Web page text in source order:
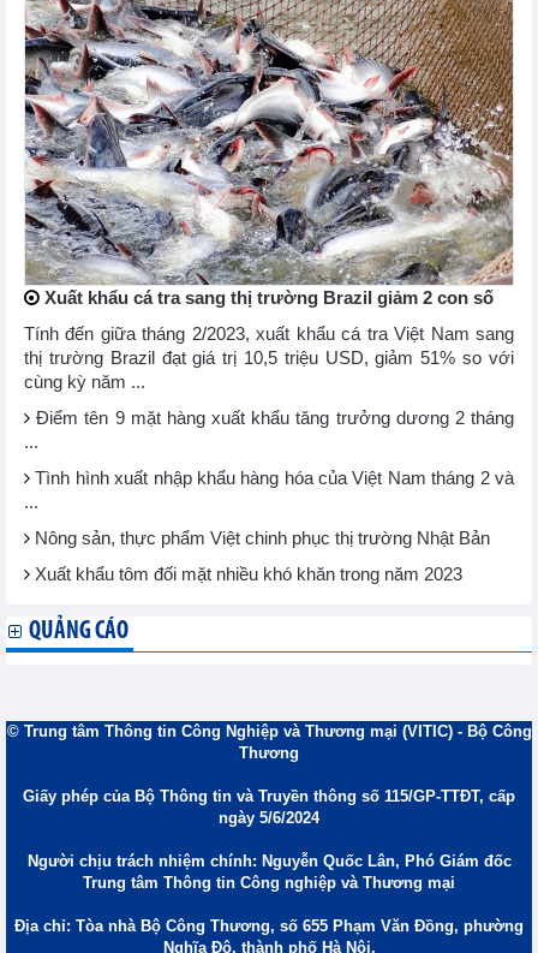
Xuất khẩu cá tra sang thị trường Brazil giảm 2 con số
Tính đến giữa tháng 2/2023, xuất khẩu cá tra Việt Nam sang
thị trường Brazil đạt giá trị 10,5 triệu USD, giảm 51% so với
cùng kỳ năm ...
Điểm tên 9 mặt hàng xuất khẩu tăng trưởng dương 2 tháng
...
Tình hình xuất nhập khẩu hàng hóa của Việt Nam tháng 2 và
...
Nông sản, thực phẩm Việt chinh phục thị trường Nhật Bản
Xuất khẩu tôm đối mặt nhiều khó khăn trong năm 2023
QUẢNG CÁO
© Trung tâm Thông tin Công Nghiệp và Thương mại (VITIC) - Bộ Công
Thương
Giấy phép của Bộ Thông tin và Truyền thông số 115/GP-TTĐT, cấp
ngày 5/6/2024
Người chịu trách nhiệm chính: Nguyễn Quốc Lân, Phó Giám đốc
Trung tâm Thông tin Công nghiệp và Thương mại
Địa chỉ: Tòa nhà Bộ Công Thương, số 655 Phạm Văn Đồng, phường
Nghĩa Đô, thành phố Hà Nội.